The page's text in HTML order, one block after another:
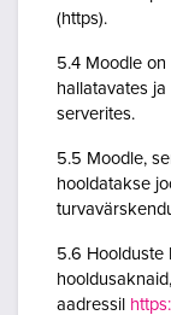
(https).
5.4 Moodle
hallatavates
serverites.
5.5 Moodle,
hooldatakse
5.6 Hoolduste
aadressil